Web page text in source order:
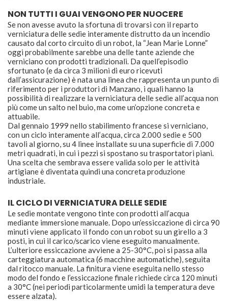
NON TUTTI I GUAI VENGONO PER NUOCERE
Se non avesse avuto la sfortuna di trovarsi con il reparto
verniciatura delle sedie interamente distrutto da un incendio
causato dal corto circuito di un robot, la “Jean Marie Lonne”
oggi probabilmente sarebbe una delle tante aziende che
verniciano con prodotti tradizionali. Da quell’episodio
sfortunato (e da circa 3 milioni di euro ricevuti
dall’assicurazione) è nata una linea che rappresenta un punto di
riferimento per i produttori di Manzano, i quali hanno la
possibilità di realizzare la verniciatura delle sedie all’acqua non
più come un salto nel buio, ma come un’opzione concreta e
attuabile.
Dal gennaio 1999 nello stabilimento francese si verniciano,
con un ciclo interamente all’acqua, circa 2.000 sedie e 500
tavoli al giorno, su 4 linee installate su una superficie di 7.000
metri quadrati, in cui i pezzi si spostano su trasportatori piani.
Una scelta che sembrava essere valida solo per le attività
artigiane è diventata quindi una concreta produzione
industriale.
IL CICLO DI VERNICIATURA DELLE SEDIE
Le sedie montate vengono tinte con prodotti all’acqua
mediante immersione manuale. Dopo un’essiccazione di circa 90
minuti viene applicato il fondo con un robot su un girello a 3
posti, in cui il carico/scarico viene eseguito manualmente.
L’ulteriore essiccazione avviene a 25-30°C, poi si passa alla
carteggiatura automatica (6 macchine automatiche), seguita
dal ritocco manuale. La finitura viene eseguita nello stesso
modo del fondo e l’essiccazione finale richiede circa 120 minuti
a 30°C (nei periodi particolarmente umidi la temperatura deve
essere alzata).